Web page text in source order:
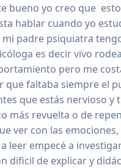
bueno yo creo que
hablar cuando yo
padre psiquiatra
es decir vivo
pero me
faltaba siempre el
que estás nervioso y
más revuelta o de
ver con las
leer empecé a
dificil de explicar y